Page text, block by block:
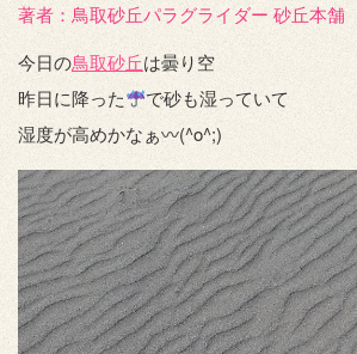
著者：️鳥取砂丘パラグライダー 砂丘本舗
今日の鳥取砂丘は曇り空
昨日に降った
で砂も湿っていて
湿度が高めかなぁ〰(^o^;)